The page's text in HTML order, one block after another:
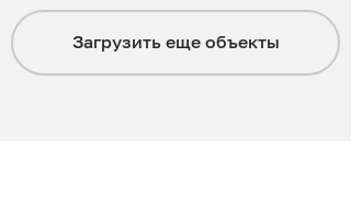
Загрузить еще объекты